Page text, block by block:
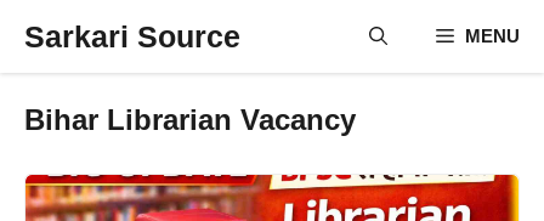
Sarkari Source MENU
Bihar Librarian Vacancy